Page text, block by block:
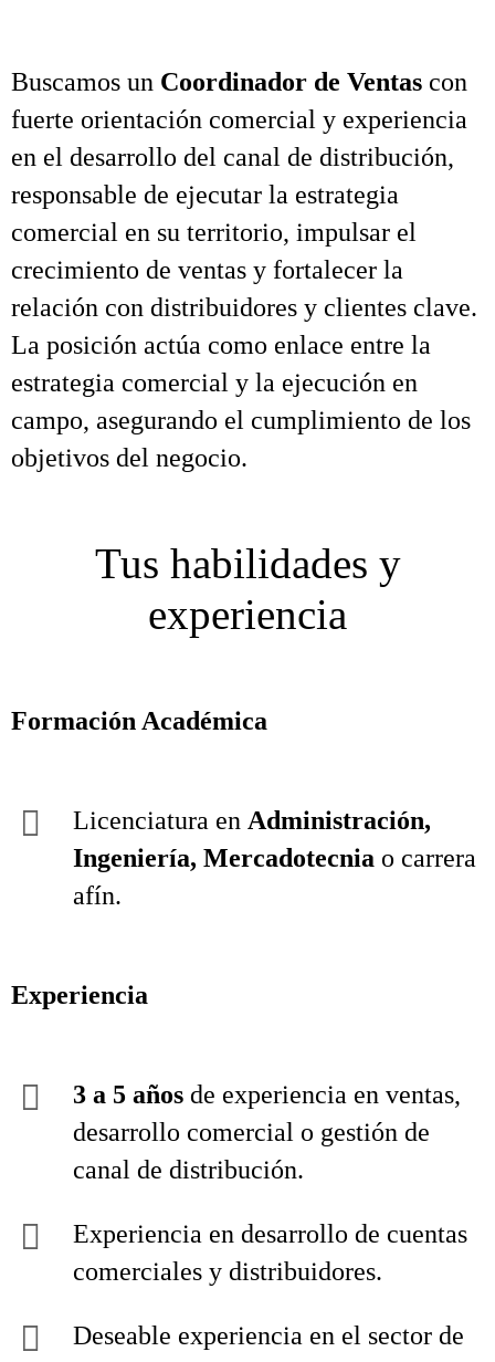
Buscamos un Coordinador de Ventas con
fuerte orientación comercial y experiencia
en el desarrollo del canal de distribución,
responsable de ejecutar la estrategia
comercial en su territorio, impulsar el
crecimiento de ventas y fortalecer la
relación con distribuidores y clientes clave.
La posición actúa como enlace entre la
estrategia comercial y la ejecución en
campo, asegurando el cumplimiento de los
objetivos del negocio.
Tus habilidades y
experiencia
Formación Académica
Licenciatura en Administración,
Ingeniería, Mercadotecnia o carrera
afín.
Experiencia
3 a 5 años de experiencia en ventas,
desarrollo comercial o gestión de
canal de distribución.
Experiencia en desarrollo de cuentas
comerciales y distribuidores.
Deseable experiencia en el sector de